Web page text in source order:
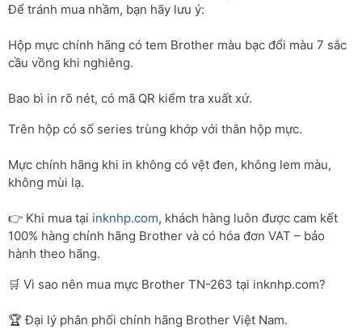
Để tránh mua nhầm, bạn hãy lưu ý:
Hộp mực chính hãng có tem Brother màu bạc đổi màu 7 sắc
cầu vồng khi nghiêng.
Bao bì in rõ nét, có mã QR kiểm tra xuất xứ.
Trên hộp có số series trùng khớp với thân hộp mực.
Mực chính hãng khi in không có vệt đen, không lem màu,
không mùi lạ.
👉 Khi mua tại inknhp.com, khách hàng luôn được cam kết
100% hàng chính hãng Brother và có hóa đơn VAT – bảo
hành theo hãng.
🛒 Vì sao nên mua mực Brother TN-263 tại inknhp.com?
🏆 Đại lý phân phối chính hãng Brother Việt Nam.